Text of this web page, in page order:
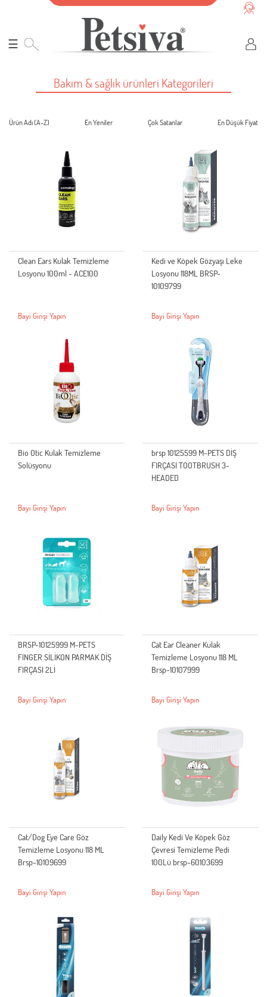
☰
Bakım & sağlık ürünleri Kategorileri
Ürün Adı (A-Z) En Yeniler Çok Satanlar En Düşük Fiyat
Clean Ears Kulak Temizleme
Losyonu 100ml - ACE100
Bayi Girişi Yapın
Kedi ve Köpek Gözyaşı Leke
Losyonu 118ML BRSP-
10109799
Bayi Girişi Yapın
Bio Otic Kulak Temizleme
Solüsyonu
Bayi Girişi Yapın
brsp 10125599 M-PETS DİŞ
FIRÇASI TOOTBRUSH 3-
HEADED
Bayi Girişi Yapın
BRSP-10125999 M-PETS
FINGER SİLİKON PARMAK DİŞ
FIRÇASI 2Lİ
Bayi Girişi Yapın
Cat Ear Cleaner Kulak
Temizleme Losyonu 118 ML
Brsp-10107999
Bayi Girişi Yapın
Cat/Dog Eye Care Göz
Temizleme Losyonu 118 ML
Brsp-10109699
Bayi Girişi Yapın
Daily Kedi Ve Köpek Göz
Çevresi Temizleme Pedi
100Lü brsp-60103699
Bayi Girişi Yapın